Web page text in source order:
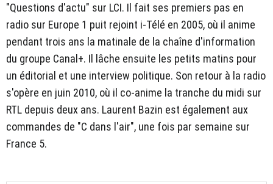
"Questions d'actu" sur LCI. Il fait ses premiers pas en
radio sur Europe 1 puit rejoint i-Télé en 2005, où il anime
pendant trois ans la matinale de la chaîne d'information
du groupe Canal+. Il lâche ensuite les petits matins pour
un éditorial et une interview politique. Son retour à la radio
s'opère en juin 2010, où il co-anime la tranche du midi sur
RTL depuis deux ans. Laurent Bazin est également aux
commandes de "C dans l'air", une fois par semaine sur
France 5.